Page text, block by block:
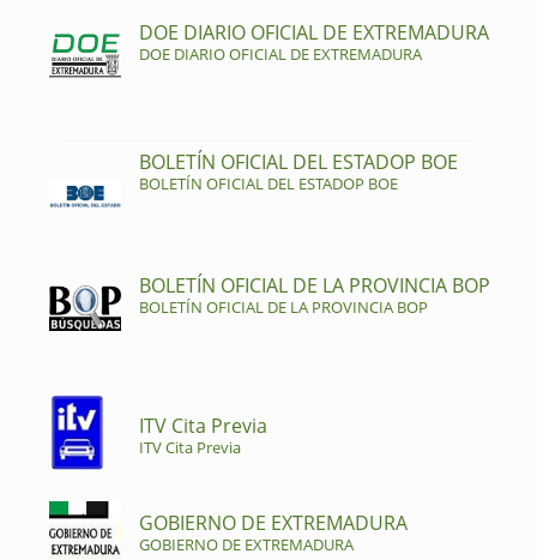
DOE DIARIO OFICIAL DE EXTREMADURA
DOE DIARIO OFICIAL DE EXTREMADURA
BOLETÍN OFICIAL DEL ESTADOP BOE
BOLETÍN OFICIAL DEL ESTADOP BOE
BOLETÍN OFICIAL DE LA PROVINCIA BOP
BOLETÍN OFICIAL DE LA PROVINCIA BOP
ITV Cita Previa
ITV Cita Previa
GOBIERNO DE EXTREMADURA
GOBIERNO DE EXTREMADURA